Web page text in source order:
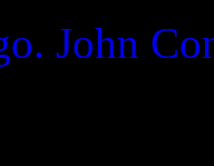
John